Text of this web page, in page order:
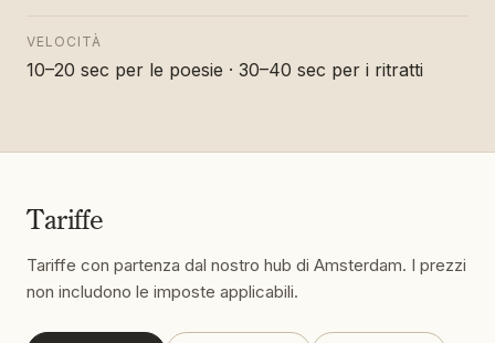
VELOCITÀ
10–20 sec per le poesie · 30–40 sec per i ritratti
Tariffe
Tariffe con partenza dal nostro hub di Amsterdam. I prezzi
non includono le imposte applicabili.